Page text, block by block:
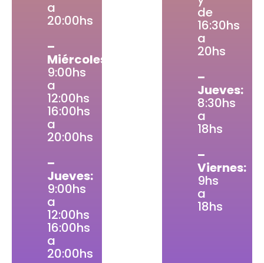
a
20:00hs
–
Miércoles:
9:00hs
a
12:00hs
16:00hs
a
20:00hs
–
Jueves:
9:00hs
a
12:00hs
16:00hs
a
20:00hs
de
16:30hs
a
20hs
–
Jueves:
8:30hs
a
18hs
–
Viernes:
9hs
a
18hs